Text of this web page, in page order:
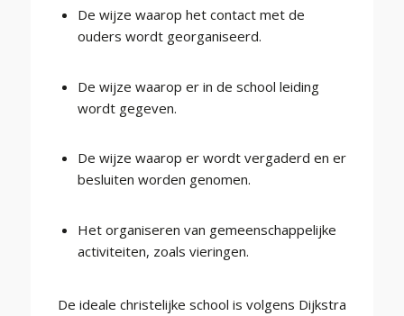
De wijze waarop het contact met de
ouders wordt georganiseerd.
De wijze waarop er in de school leiding
wordt gegeven.
De wijze waarop er wordt vergaderd en er
besluiten worden genomen.
Het organiseren van gemeenschappelijke
activiteiten, zoals vieringen.
De ideale christelijke school is volgens Dijkstra